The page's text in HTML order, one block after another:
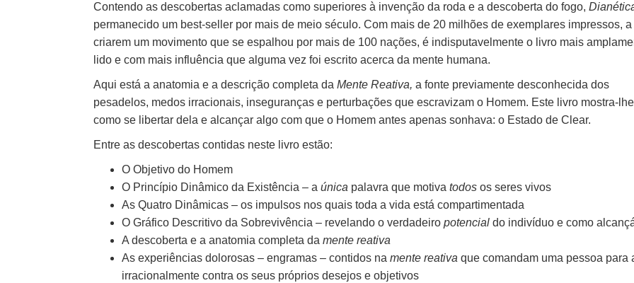
Contendo as descobertas aclamadas como superiores à invenção da roda e a descoberta do fogo,
permanecido um best-seller por mais de meio século. Com mais de 20 milhões de exemplares impressos, a
criarem um movimento que se espalhou por mais de 100 nações, é indisputavelmente o livro mais
lido e com mais influência que alguma vez foi escrito acerca da mente humana.
Aqui está a anatomia e a descrição completa da Mente Reativa, a fonte previamente desconhecida dos
pesadelos, medos irracionais, inseguranças e perturbações que escravizam o Homem. Este livro mostra-lhe
como se libertar dela e alcançar algo com que o Homem antes apenas sonhava: o Estado de Clear.
Entre as descobertas contidas neste livro estão:
O Objetivo do Homem
O Princípio Dinâmico da Existência – a única palavra que motiva todos os seres vivos
As Quatro Dinâmicas – os impulsos nos quais toda a vida está compartimentada
O Gráfico Descritivo da Sobrevivência – revelando o verdadeiro potencial do indivíduo e como
A descoberta e a anatomia completa da mente reativa
As experiências dolorosas – engramas – contidos na mente reativa que comandam uma pessoa para
irracionalmente contra os seus próprios desejos e objetivos